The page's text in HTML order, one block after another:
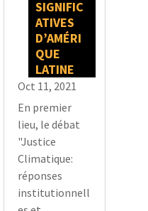
SIGNIFIC
ATIVES
D’AMÉRI
QUE
LATINE
Oct 11, 2021
En premier
lieu, le débat
"Justice
Climatique:
réponses
institutionnell